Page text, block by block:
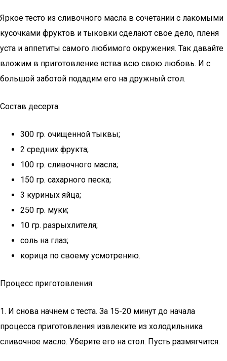
Яркое тесто из сливочного масла в сочетании с лакомыми
кусочками фруктов и тыковки сделают свое дело, пленя
уста и аппетиты самого любимого окружения. Так давайте
вложим в приготовление яства всю свою любовь. И с
большой заботой подадим его на дружный стол.
Состав десерта:
300 гр. очищенной тыквы;
2 средних фрукта;
100 гр. сливочного масла;
150 гр. сахарного песка;
3 куриных яйца;
250 гр. муки;
10 гр. разрыхлителя;
соль на глаз;
корица по своему усмотрению.
Процесс приготовления:
1. И снова начнем с теста. За 15-20 минут до начала
процесса приготовления извлеките из холодильника
сливочное масло. Уберите его на стол. Пусть размягчится.